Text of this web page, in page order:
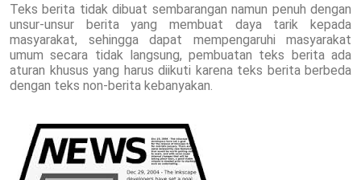
Teks berita tidak dibuat sembarangan namun penuh dengan
unsur-unsur berita yang membuat daya tarik kepada
masyarakat, sehingga dapat mempengaruhi masyarakat
umum secara tidak langsung, pembuatan teks berita ada
aturan khusus yang harus diikuti karena teks berita berbeda
dengan teks non-berita kebanyakan.